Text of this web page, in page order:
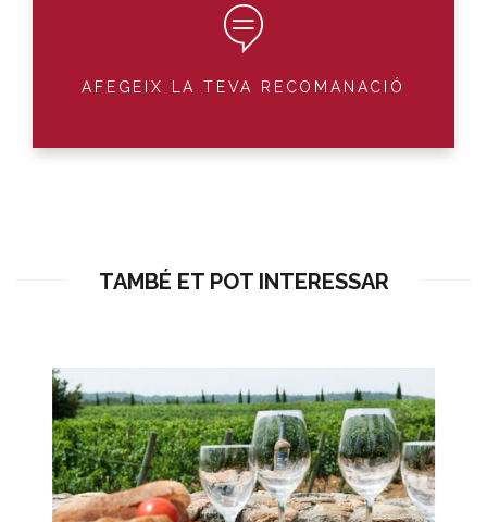
AFEGEIX LA TEVA RECOMANACIÓ
TAMBÉ ET POT INTERESSAR